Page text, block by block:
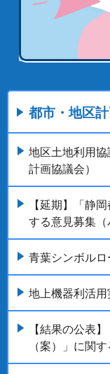
都市・地区
地区土地利用
計画協議会）
【延期】「静
する意見募集（
青葉シンボル
地上機器利活用
【結果の公表
（案）」に関